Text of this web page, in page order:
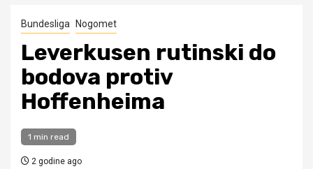
Bundesliga Nogomet
Leverkusen rutinski do
bodova protiv
Hoffenheima
1 min read
2 godine ago